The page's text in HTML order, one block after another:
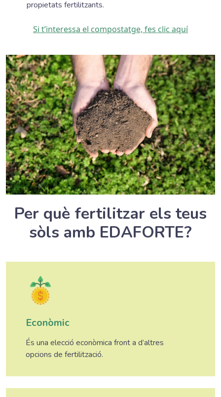
propietats fertilitzants.
Si t’interessa el compostatge, fes clic aquí
Per què fertilitzar els teus
sòls amb EDAFORTE?
Econòmic
És una elecció econòmica front a d’altres
opcions de fertilització.